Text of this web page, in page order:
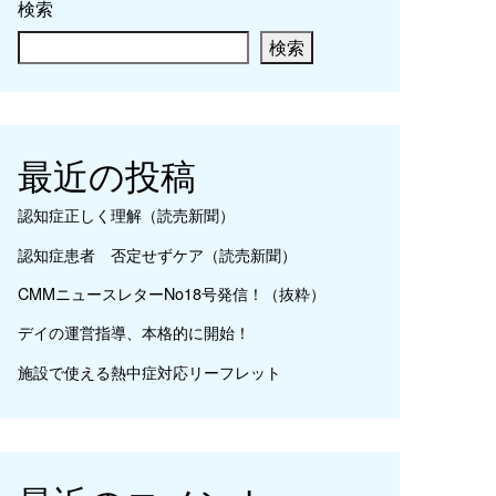
検索
検索
最近の投稿
認知症正しく理解（読売新聞）
認知症患者 否定せずケア（読売新聞）
CMMニュースレターNo18号発信！（抜粋）
デイの運営指導、本格的に開始！
施設で使える熱中症対応リーフレット